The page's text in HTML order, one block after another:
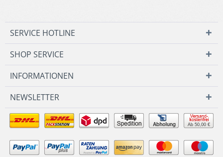
SERVICE HOTLINE
SHOP SERVICE
INFORMATIONEN
NEWSLETTER
Ab 50,00 €